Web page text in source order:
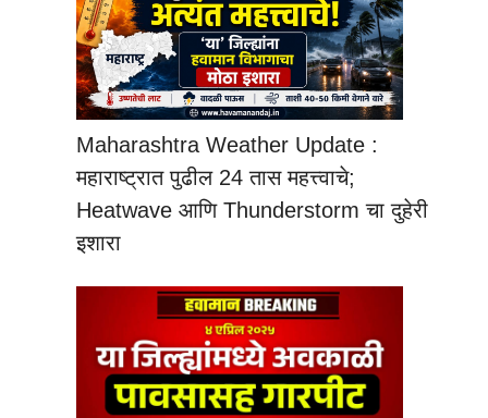
Maharashtra Weather Update :
महाराष्ट्रात पुढील 24 तास महत्त्वाचे;
Heatwave आणि Thunderstorm चा दुहेरी
इशारा